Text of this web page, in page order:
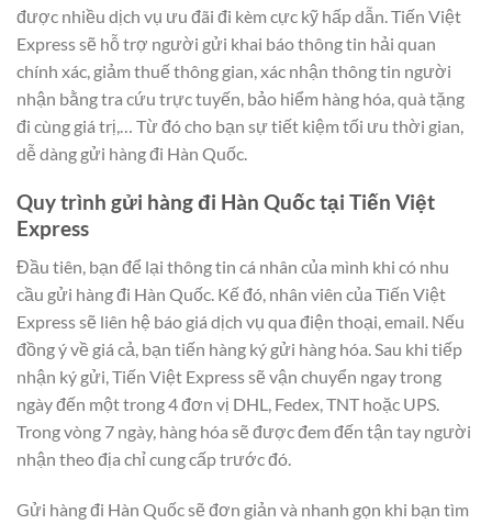
được nhiều dịch vụ ưu đãi đi kèm cực kỹ hấp dẫn. Tiến Việt
Express sẽ hỗ trợ người gửi khai báo thông tin hải quan
chính xác, giảm thuế thông gian, xác nhận thông tin người
nhận bằng tra cứu trực tuyến, bảo hiểm hàng hóa, quà tặng
đi cùng giá trị,… Từ đó cho bạn sự tiết kiệm tối ưu thời gian,
dễ dàng gửi hàng đi Hàn Quốc.
Quy trình gửi hàng đi Hàn Quốc tại Tiến Việt
Express
Đầu tiên, bạn để lại thông tin cá nhân của mình khi có nhu
cầu gửi hàng đi Hàn Quốc. Kế đó, nhân viên của Tiến Việt
Express sẽ liên hệ báo giá dịch vụ qua điện thoại, email. Nếu
đồng ý về giá cả, bạn tiến hàng ký gửi hàng hóa. Sau khi tiếp
nhận ký gửi, Tiến Việt Express sẽ vận chuyển ngay trong
ngày đến một trong 4 đơn vị DHL, Fedex, TNT hoặc UPS.
Trong vòng 7 ngày, hàng hóa sẽ được đem đến tận tay người
nhận theo địa chỉ cung cấp trước đó.
Gửi hàng đi Hàn Quốc sẽ đơn giản và nhanh gọn khi bạn tìm